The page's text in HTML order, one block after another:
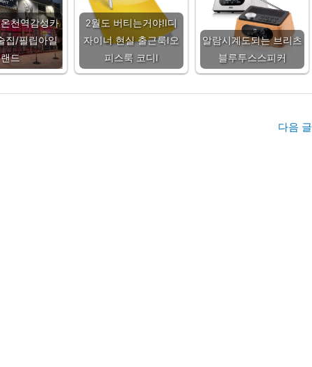
천역감성카
집/필립아일
랜드
2월도 버티는거야!Ⅰ디
자이너 현실 출근룩Ⅰ오
피스룩 코디Ⅰ
알람시계도되는 브리츠
블루투스스피커
다음 글